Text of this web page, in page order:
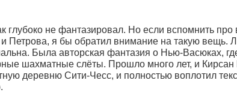
глубоко не фантазировал. Но если вспомнить про
Петрова, я бы обратил внимание на такую
Была авторская фантазия о Нью-Васюках,
шахматные слёты. Прошло много лет, и
деревню Сити-Чесс, и полностью воплотил